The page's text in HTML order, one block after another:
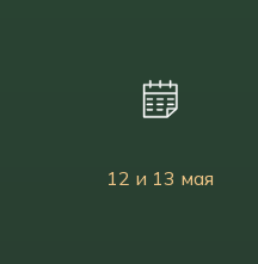
12 и 13 мая